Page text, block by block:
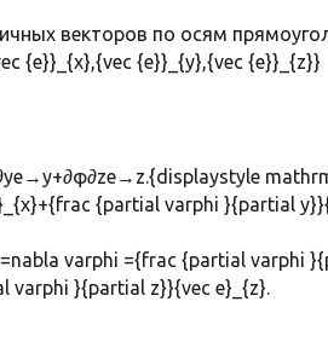
векторов по осям
{e}}_{x},{vec {e}}_{y},{vec {e}}_{z}}
{partial varphi }{partial